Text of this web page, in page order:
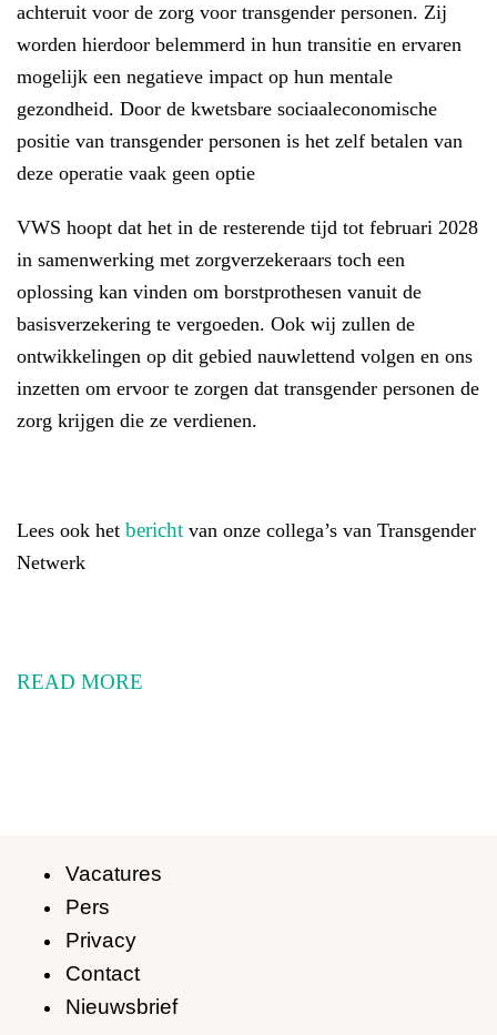
achteruit voor de zorg voor transgender personen. Zij
worden hierdoor belemmerd in hun transitie en ervaren
mogelijk een negatieve impact op hun mentale
gezondheid. Door de kwetsbare sociaaleconomische
positie van transgender personen is het zelf betalen van
deze operatie vaak geen optie
VWS hoopt dat het in de resterende tijd tot februari 2028
in samenwerking met zorgverzekeraars toch een
oplossing kan vinden om borstprothesen vanuit de
basisverzekering te vergoeden. Ook wij zullen de
ontwikkelingen op dit gebied nauwlettend volgen en ons
inzetten om ervoor te zorgen dat transgender personen de
zorg krijgen die ze verdienen.
Lees ook het bericht van onze collega’s van Transgender
Netwerk
READ MORE
Vacatures
Pers
Privacy
Contact
Nieuwsbrief